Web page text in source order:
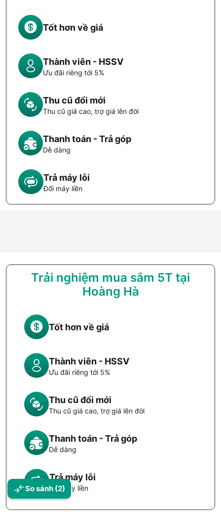
So sánh (2)
Tốt hơn về giá
Thành viên - HSSV
Ưu đãi riêng tới 5%
Thu cũ đổi mới
Thu cũ giá cao, trợ giá lên đời
Thanh toán - Trả góp
Dễ dàng
Trả máy lỗi
Đổi máy liền
Trải nghiệm mua sắm 5T tại
Hoàng Hà
Tốt hơn về giá
Thành viên - HSSV
Ưu đãi riêng tới 5%
Thu cũ đổi mới
Thu cũ giá cao, trợ giá lên đời
Thanh toán - Trả góp
Dễ dàng
Trả máy lỗi
Đổi máy liền